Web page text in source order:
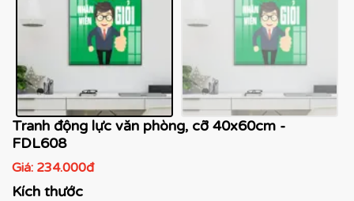
Tranh động lực văn phòng, cỡ 40x60cm -
FDL608
Giá: 234.000đ
Kích thước